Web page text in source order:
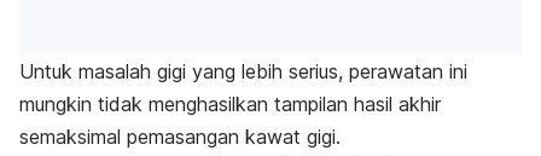
Untuk masalah gigi yang lebih serius, perawatan ini
mungkin tidak menghasilkan tampilan hasil akhir
semaksimal pemasangan kawat gigi.